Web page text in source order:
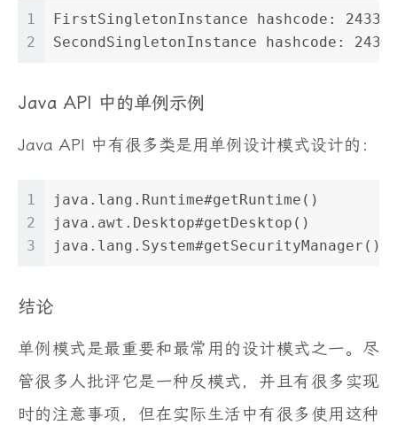
1
2
FirstSingletonInstance hashcode:
SecondSingletonInstance hashcode:
Java API 中的单例示例
Java API 中有很多类是用单例设计模式设计的：
1
2
3
java.lang.Runtime#getRuntime()
java.awt.Desktop#getDesktop()
java.lang.System#getSecurityManager()
结论
单例模式是最重要和最常用的设计模式之一。尽
管很多人批评它是一种反模式，并且有很多实现
时的注意事项，但在实际生活中有很多使用这种